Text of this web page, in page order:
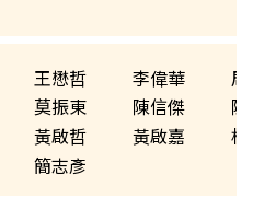
王懋哲 李偉華
莫振東 陳信傑
黃啟哲 黃啟嘉
簡志彥